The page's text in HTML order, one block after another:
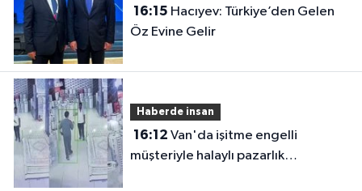
16:15
Öz Evine Gelir
Haberde insan
16:12
müşteriyle halaylı pazarlık